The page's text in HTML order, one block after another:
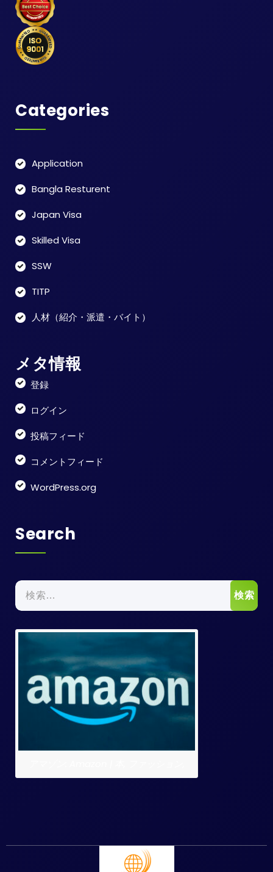
Categories
Application
Bangla Resturent
Japan Visa
Skilled Visa
SSW
TITP
人材（紹介・派遣・バイト）
メタ情報
登録
ログイン
投稿フィード
コメントフィード
WordPress.org
Search
検